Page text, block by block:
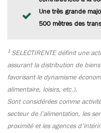
Une très grande
500 mètres des
1 SELECTIRENTE définit une
assurant la distribution de
favorisant le dynamisme
alimentaire, loisirs, etc.).
Sont considérées comme
secteur de l’alimentation, les
proximité et les agences